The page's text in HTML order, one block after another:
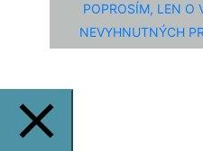
POPROSÍM, LEN O
NEVYHNUTNÝCH